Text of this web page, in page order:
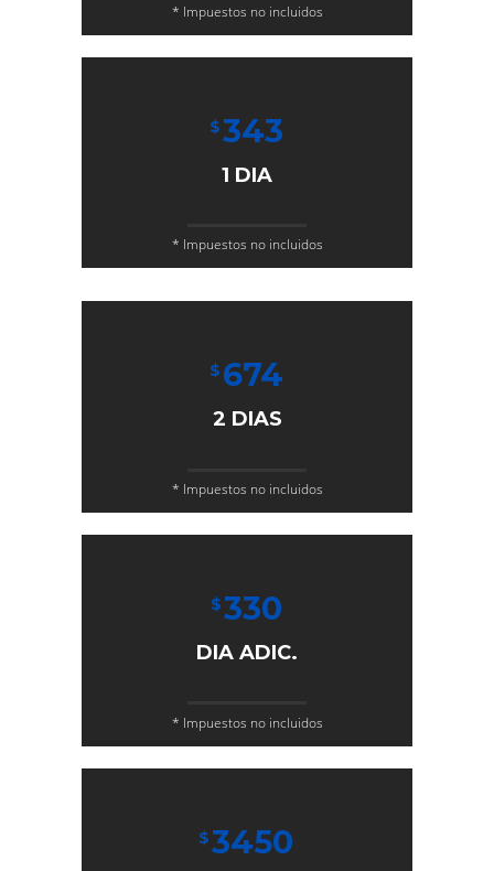
* Impuestos no incluidos
$343
1 DIA
* Impuestos no incluidos
$ 674
2 DIAS
* Impuestos no incluidos
$330
DIA ADIC.
* Impuestos no incluidos
$3450